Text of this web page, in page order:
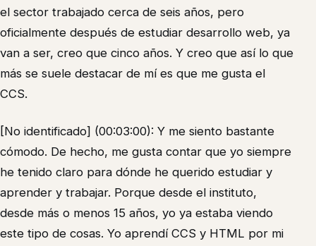
el sector trabajado cerca de seis años, pero
oficialmente después de estudiar desarrollo web, ya
van a ser, creo que cinco años. Y creo que así lo que
más se suele destacar de mí es que me gusta el
CCS.
[No identificado] (00:03:00): Y me siento bastante
cómodo. De hecho, me gusta contar que yo siempre
he tenido claro para dónde he querido estudiar y
aprender y trabajar. Porque desde el instituto,
desde más o menos 15 años, yo ya estaba viendo
este tipo de cosas. Yo aprendí CCS y HTML por mi